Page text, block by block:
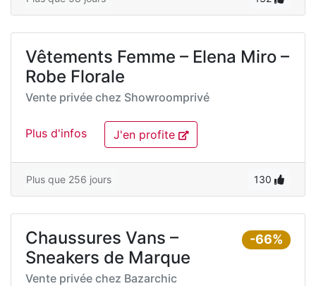
Vêtements Femme – Elena Miro –
Robe Florale
Vente privée chez Showroomprivé
Plus d'infos J'en profite
Plus que 256 jours 130
-66%
Chaussures Vans –
Sneakers de Marque
Vente privée chez Bazarchic